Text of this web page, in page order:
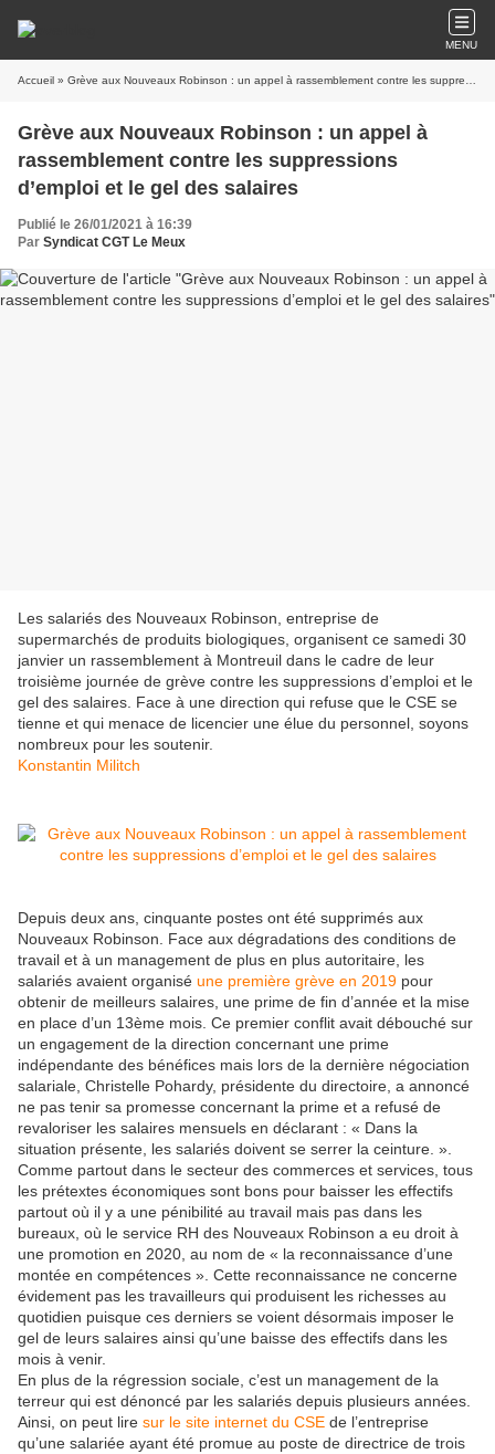
MENU
Accueil » Grève aux Nouveaux Robinson : un appel à rassemblement contre les suppressions d’emploi et le gel des salaires
Grève aux Nouveaux Robinson : un appel à
rassemblement contre les suppressions
d’emploi et le gel des salaires
Publié le 26/01/2021 à 16:39
Par Syndicat CGT Le Meux
Les salariés des Nouveaux Robinson, entreprise de
supermarchés de produits biologiques, organisent ce samedi 30
janvier un rassemblement à Montreuil dans le cadre de leur
troisième journée de grève contre les suppressions d’emploi et le
gel des salaires. Face à une direction qui refuse que le CSE se
tienne et qui menace de licencier une élue du personnel, soyons
nombreux pour les soutenir.
Konstantin Militch
Depuis deux ans, cinquante postes ont été supprimés aux
Nouveaux Robinson. Face aux dégradations des conditions de
travail et à un management de plus en plus autoritaire, les
salariés avaient organisé une première grève en 2019 pour
obtenir de meilleurs salaires, une prime de fin d’année et la mise
en place d’un 13ème mois. Ce premier conflit avait débouché sur
un engagement de la direction concernant une prime
indépendante des bénéfices mais lors de la dernière négociation
salariale, Christelle Pohardy, présidente du directoire, a annoncé
ne pas tenir sa promesse concernant la prime et a refusé de
revaloriser les salaires mensuels en déclarant : « Dans la
situation présente, les salariés doivent se serrer la ceinture. ».
Comme partout dans le secteur des commerces et services, tous
les prétextes économiques sont bons pour baisser les effectifs
partout où il y a une pénibilité au travail mais pas dans les
bureaux, où le service RH des Nouveaux Robinson a eu droit à
une promotion en 2020, au nom de « la reconnaissance d’une
montée en compétences ». Cette reconnaissance ne concerne
évidement pas les travailleurs qui produisent les richesses au
quotidien puisque ces derniers se voient désormais imposer le
gel de leurs salaires ainsi qu’une baisse des effectifs dans les
mois à venir.
En plus de la régression sociale, c’est un management de la
terreur qui est dénoncé par les salariés depuis plusieurs années.
Ainsi, on peut lire sur le site internet du CSE de l’entreprise
qu’une salariée ayant été promue au poste de directrice de trois